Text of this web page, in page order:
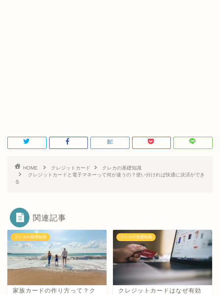
HOME クレジットカード
クレカの基礎知識
クレジットカードと電子マネーって何が違うの？使い分ければ快適に決済ができ
る
関連記事
クレカの基礎知識
家族カードの作り方って？ク
クレカの基礎知識
クレジットカードはなぜ有効